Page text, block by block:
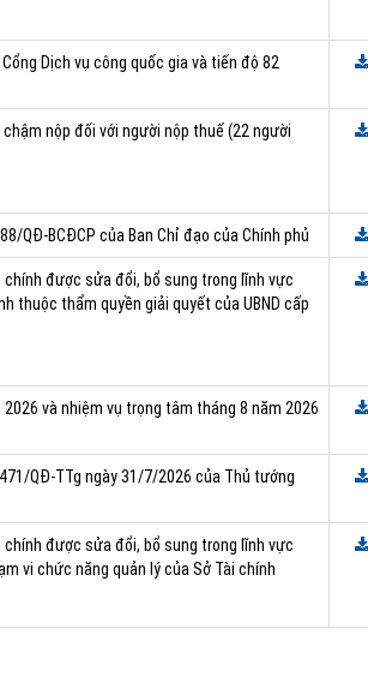
Dịch vụ công quốc gia và tiến độ 82
nộp đối với người nộp thuế (22 người
QĐ-BCĐCP của Ban Chỉ đạo của Chính phủ
được sửa đổi, bổ sung trong lĩnh vực
thuộc thẩm quyền giải quyết của UBND cấp
và nhiệm vụ trọng tâm tháng 8 năm 2026
QĐ-TTg ngày 31/7/2026 của Thủ tướng
được sửa đổi, bổ sung trong lĩnh vực
vi chức năng quản lý của Sở Tài chính